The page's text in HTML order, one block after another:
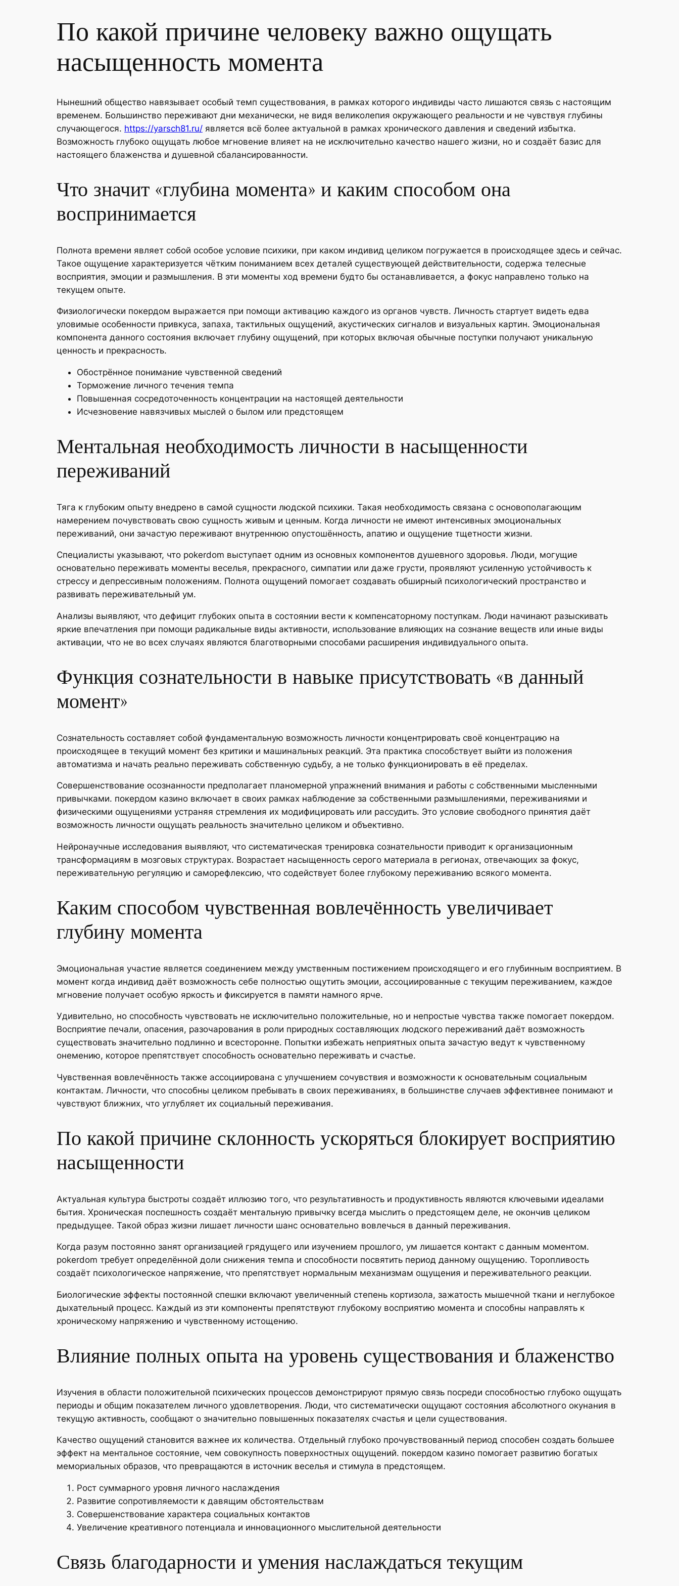
По какой причине человеку важно ощущать
насыщенность момента
Нынешний общество навязывает особый темп существования, в рамках которого индивиды часто лишаются связь с настоящим
временем. Большинство переживают дни механически, не видя великолепия окружающего реальности и не чувствуя глубины
случающегося. https://yarsch81.ru/ является всё более актуальной в рамках хронического давления и сведений избытка.
Возможность глубоко ощущать любое мгновение влияет на не исключительно качество нашего жизни, но и создаёт базис для
настоящего блаженства и душевной сбалансированности.
Что значит «глубина момента» и каким способом она
воспринимается
Полнота времени являет собой особое условие психики, при каком индивид целиком погружается в происходящее здесь и сейчас.
Такое ощущение характеризуется чётким пониманием всех деталей существующей действительности, содержа телесные
восприятия, эмоции и размышления. В эти моменты ход времени будто бы останавливается, а фокус направлено только на
текущем опыте.
Физиологически покердом выражается при помощи активацию каждого из органов чувств. Личность стартует видеть едва
уловимые особенности привкуса, запаха, тактильных ощущений, акустических сигналов и визуальных картин. Эмоциональная
компонента данного состояния включает глубину ощущений, при которых включая обычные поступки получают уникальную
ценность и прекрасность.
Обострённое понимание чувственной сведений
Торможение личного течения темпа
Повышенная сосредоточенность концентрации на настоящей деятельности
Исчезновение навязчивых мыслей о былом или предстоящем
Ментальная необходимость личности в насыщенности
переживаний
Тяга к глубоким опыту внедрено в самой сущности людской психики. Такая необходимость связана с основополагающим
намерением почувствовать свою сущность живым и ценным. Когда личности не имеют интенсивных эмоциональных
переживаний, они зачастую переживают внутреннюю опустошённость, апатию и ощущение тщетности жизни.
Специалисты указывают, что pokerdom выступает одним из основных компонентов душевного здоровья. Люди, могущие
основательно переживать моменты веселья, прекрасного, симпатии или даже грусти, проявляют усиленную устойчивость к
стрессу и депрессивным положениям. Полнота ощущений помогает создавать обширный психологический пространство и
развивать переживательный ум.
Анализы выявляют, что дефицит глубоких опыта в состоянии вести к компенсаторному поступкам. Люди начинают разыскивать
яркие впечатления при помощи радикальные виды активности, использование влияющих на сознание веществ или иные виды
активации, что не во всех случаях являются благотворными способами расширения индивидуального опыта.
Функция сознательности в навыке присутствовать «в данный
момент»
Сознательность составляет собой фундаментальную возможность личности концентрировать своё концентрацию на
происходящее в текущий момент без критики и машинальных реакций. Эта практика способствует выйти из положения
автоматизма и начать реально переживать собственную судьбу, а не только функционировать в её пределах.
Совершенствование осознанности предполагает планомерной упражнений внимания и работы с собственными мысленными
привычками. покердом казино включает в своих рамках наблюдение за собственными размышлениями, переживаниями и
физическими ощущениями устраняя стремления их модифицировать или рассудить. Это условие свободного принятия даёт
возможность личности ощущать реальность значительно целиком и объективно.
Нейронаучные исследования выявляют, что систематическая тренировка сознательности приводит к организационным
трансформациям в мозговых структурах. Возрастает насыщенность серого материала в регионах, отвечающих за фокус,
переживательную регуляцию и саморефлексию, что содействует более глубокому переживанию всякого момента.
Каким способом чувственная вовлечённость увеличивает
глубину момента
Эмоциональная участие является соединением между умственным постижением происходящего и его глубинным восприятием. В
момент когда индивид даёт возможность себе полностью ощутить эмоции, ассоциированные с текущим переживанием, каждое
мгновение получает особую яркость и фиксируется в памяти намного ярче.
Удивительно, но способность чувствовать не исключительно положительные, но и непростые чувства также помогает покердом.
Восприятие печали, опасения, разочарования в роли природных составляющих людского переживаний даёт возможность
существовать значительно подлинно и всесторонне. Попытки избежать неприятных опыта зачастую ведут к чувственному
онемению, которое препятствует способность основательно переживать и счастье.
Чувственная вовлечённость также ассоциирована с улучшением сочувствия и возможности к основательным социальным
контактам. Личности, что способны целиком пребывать в своих переживаниях, в большинстве случаев эффективнее понимают и
чувствуют ближних, что углубляет их социальный переживания.
По какой причине склонность ускоряться блокирует восприятию
насыщенности
Актуальная культура быстроты создаёт иллюзию того, что результативность и продуктивность являются ключевыми идеалами
бытия. Хроническая поспешность создаёт ментальную привычку всегда мыслить о предстоящем деле, не окончив целиком
предыдущее. Такой образ жизни лишает личности шанс основательно вовлечься в данный переживания.
Когда разум постоянно занят организацией грядущего или изучением прошлого, ум лишается контакт с данным моментом.
pokerdom требует определённой доли снижения темпа и способности посвятить период данному ощущению. Торопливость
создаёт психологическое напряжение, что препятствует нормальным механизмам ощущения и переживательного реакции.
Биологические эффекты постоянной спешки включают увеличенный степень кортизола, зажатость мышечной ткани и неглубокое
дыхательный процесс. Каждый из эти компоненты препятствуют глубокому восприятию момента и способны направлять к
хроническому напряжению и чувственному истощению.
Влияние полных опыта на уровень существования и блаженство
Изучения в области положительной психических процессов демонстрируют прямую связь посреди способностью глубоко ощущать
периоды и общим показателем личного удовлетворения. Люди, что систематически ощущают состояния абсолютного окунания в
текущую активность, сообщают о значительно повышенных показателях счастья и цели существования.
Качество ощущений становится важнее их количества. Отдельный глубоко прочувствованный период способен создать большее
эффект на ментальное состояние, чем совокупность поверхностных ощущений. покердом казино помогает развитию богатых
мемориальных образов, что превращаются в источник веселья и стимула в предстоящем.
Рост суммарного уровня личного наслаждения
Развитие сопротивляемости к давящим обстоятельствам
Совершенствование характера социальных контактов
Увеличение креативного потенциала и инновационного мыслительной деятельности
Связь благодарности и умения наслаждаться текущим